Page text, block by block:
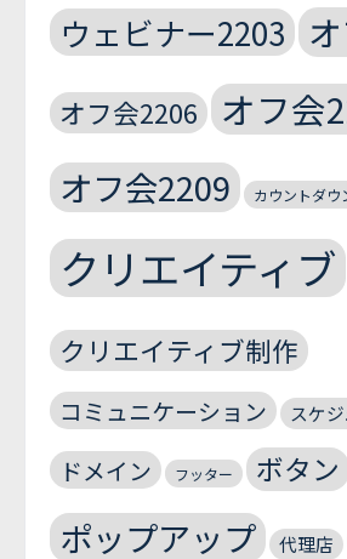
ウェビナー2203
オフ会2206 オフ会
オフ会2209 カウントダウ
クリエイティブ
クリエイティブ制作
コミュニケーション スケ
ドメイン フッター ボタン
ポップアップ 代理店